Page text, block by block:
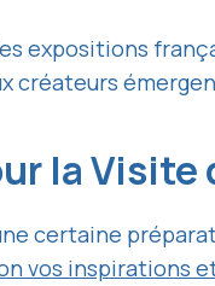
expositions
créateurs
la Visite
certaine
vos inspirations